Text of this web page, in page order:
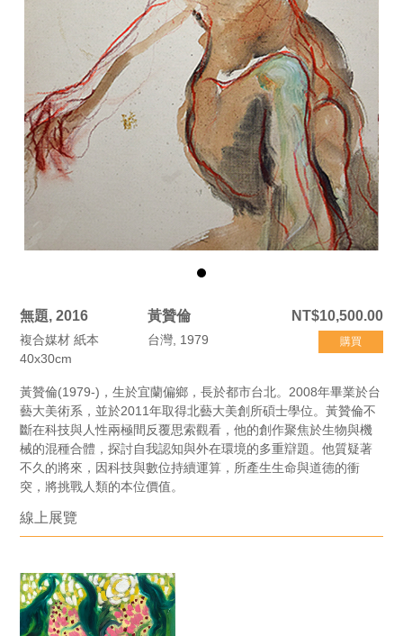
無題, 2016
複合媒材 紙本
40x30cm
黃贊倫
台灣, 1979
NT$10,500.00
購買
黃贊倫(1979-)，生於宜蘭偏鄉，長於都市台北。2008年畢業於台
藝大美術系，並於2011年取得北藝大美創所碩士學位。黃贊倫不
斷在科技與人性兩極間反覆思索觀看，他的創作聚焦於生物與機
械的混種合體，探討自我認知與外在環境的多重辯題。他質疑著
不久的將來，因科技與數位持續運算，所產生生命與道德的衝
突，將挑戰人類的本位價值。
線上展覽